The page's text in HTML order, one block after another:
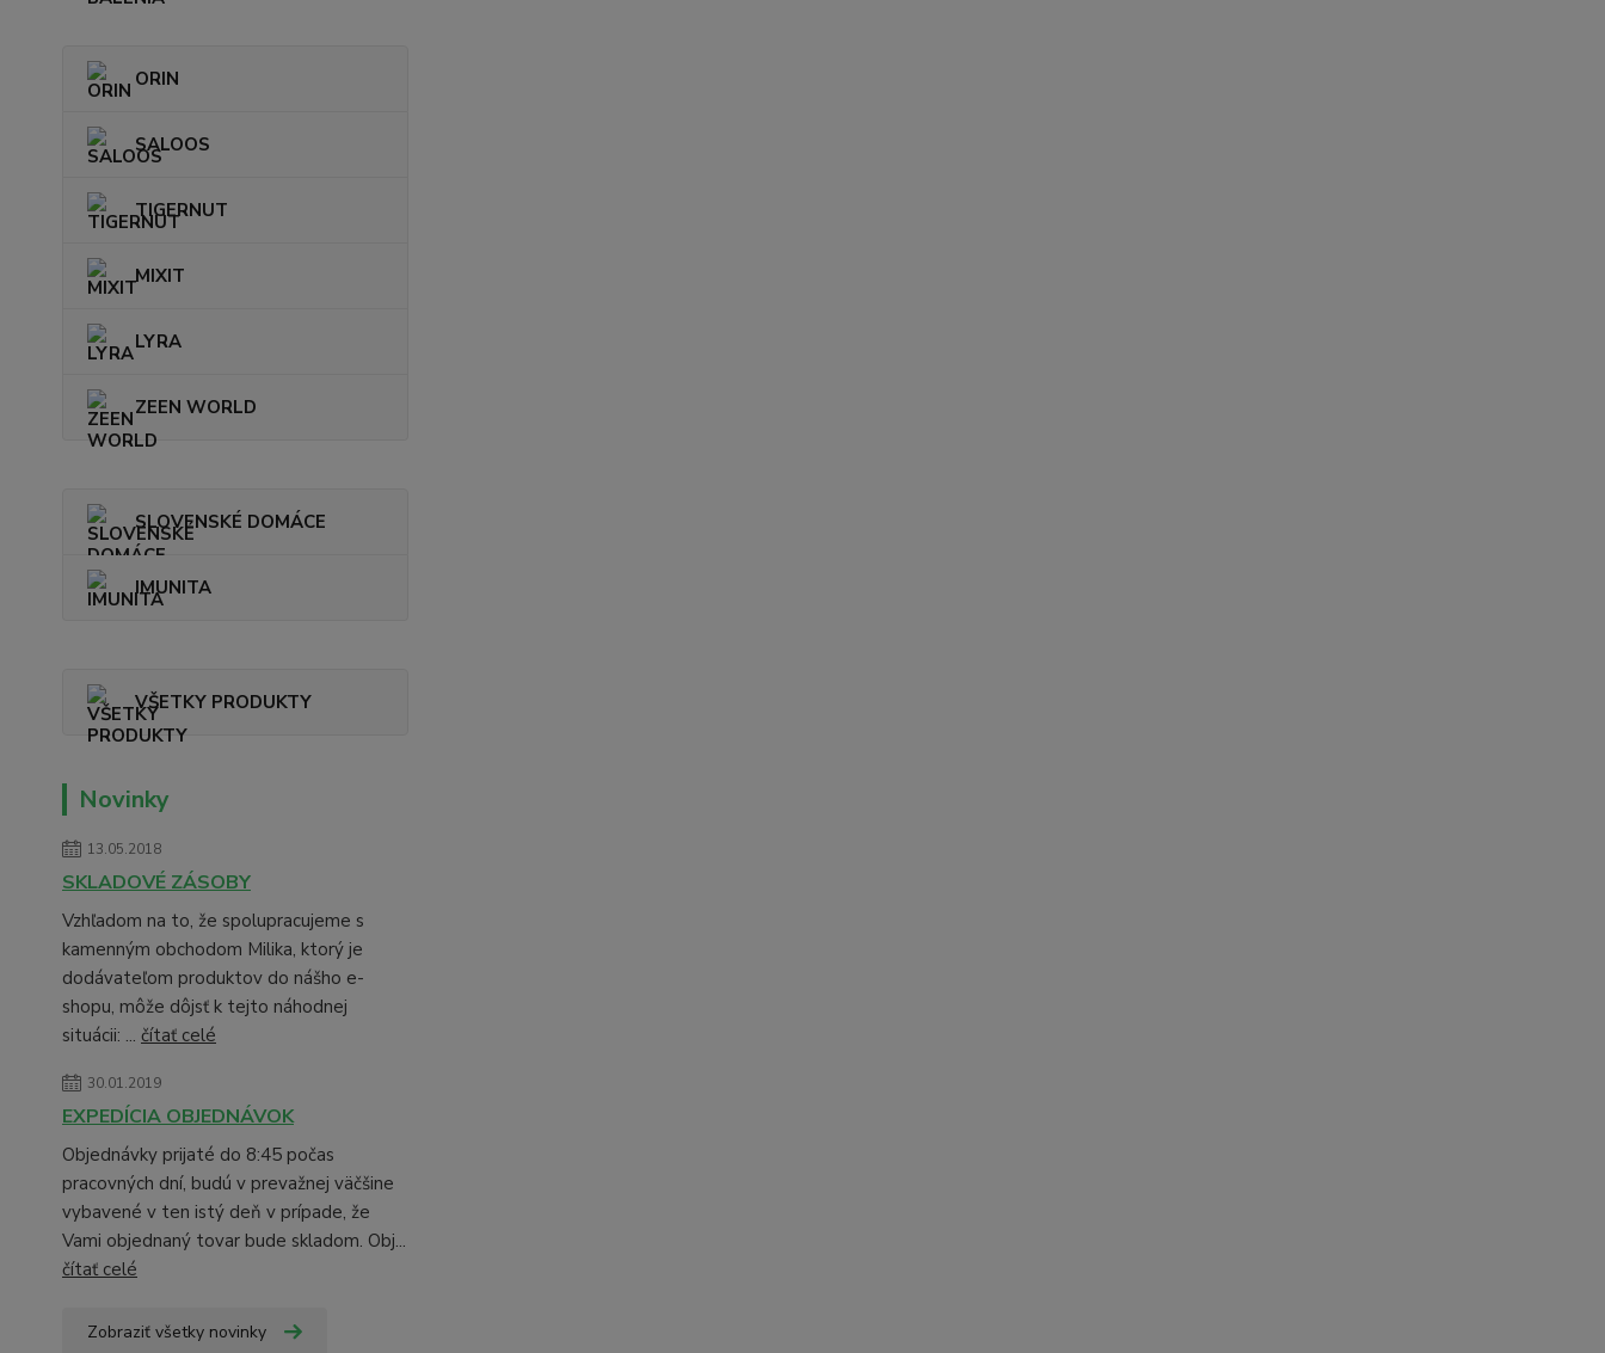
ORIN
SALOOS
TIGERNUT
MIXIT
LYRA
ZEEN WORLD
SLOVENSKÉ DOMÁCE
IMUNITA
VŠETKY PRODUKTY
Novinky
13.05.2018
SKLADOVÉ ZÁSOBY
Vzhľadom na to, že spolupracujeme s
kamenným obchodom Milika, ktorý je
dodávateľom produktov do nášho e-
shopu, môže dôjsť k tejto náhodnej
situácii: ... čítať celé
30.01.2019
EXPEDÍCIA OBJEDNÁVOK
Objednávky prijaté do 8:45 počas
pracovných dní, budú v prevažnej väčšine
vybavené v ten istý deň v prípade, že
Vami objednaný tovar bude skladom. Obj...
čítať celé
Zobraziť všetky novinky